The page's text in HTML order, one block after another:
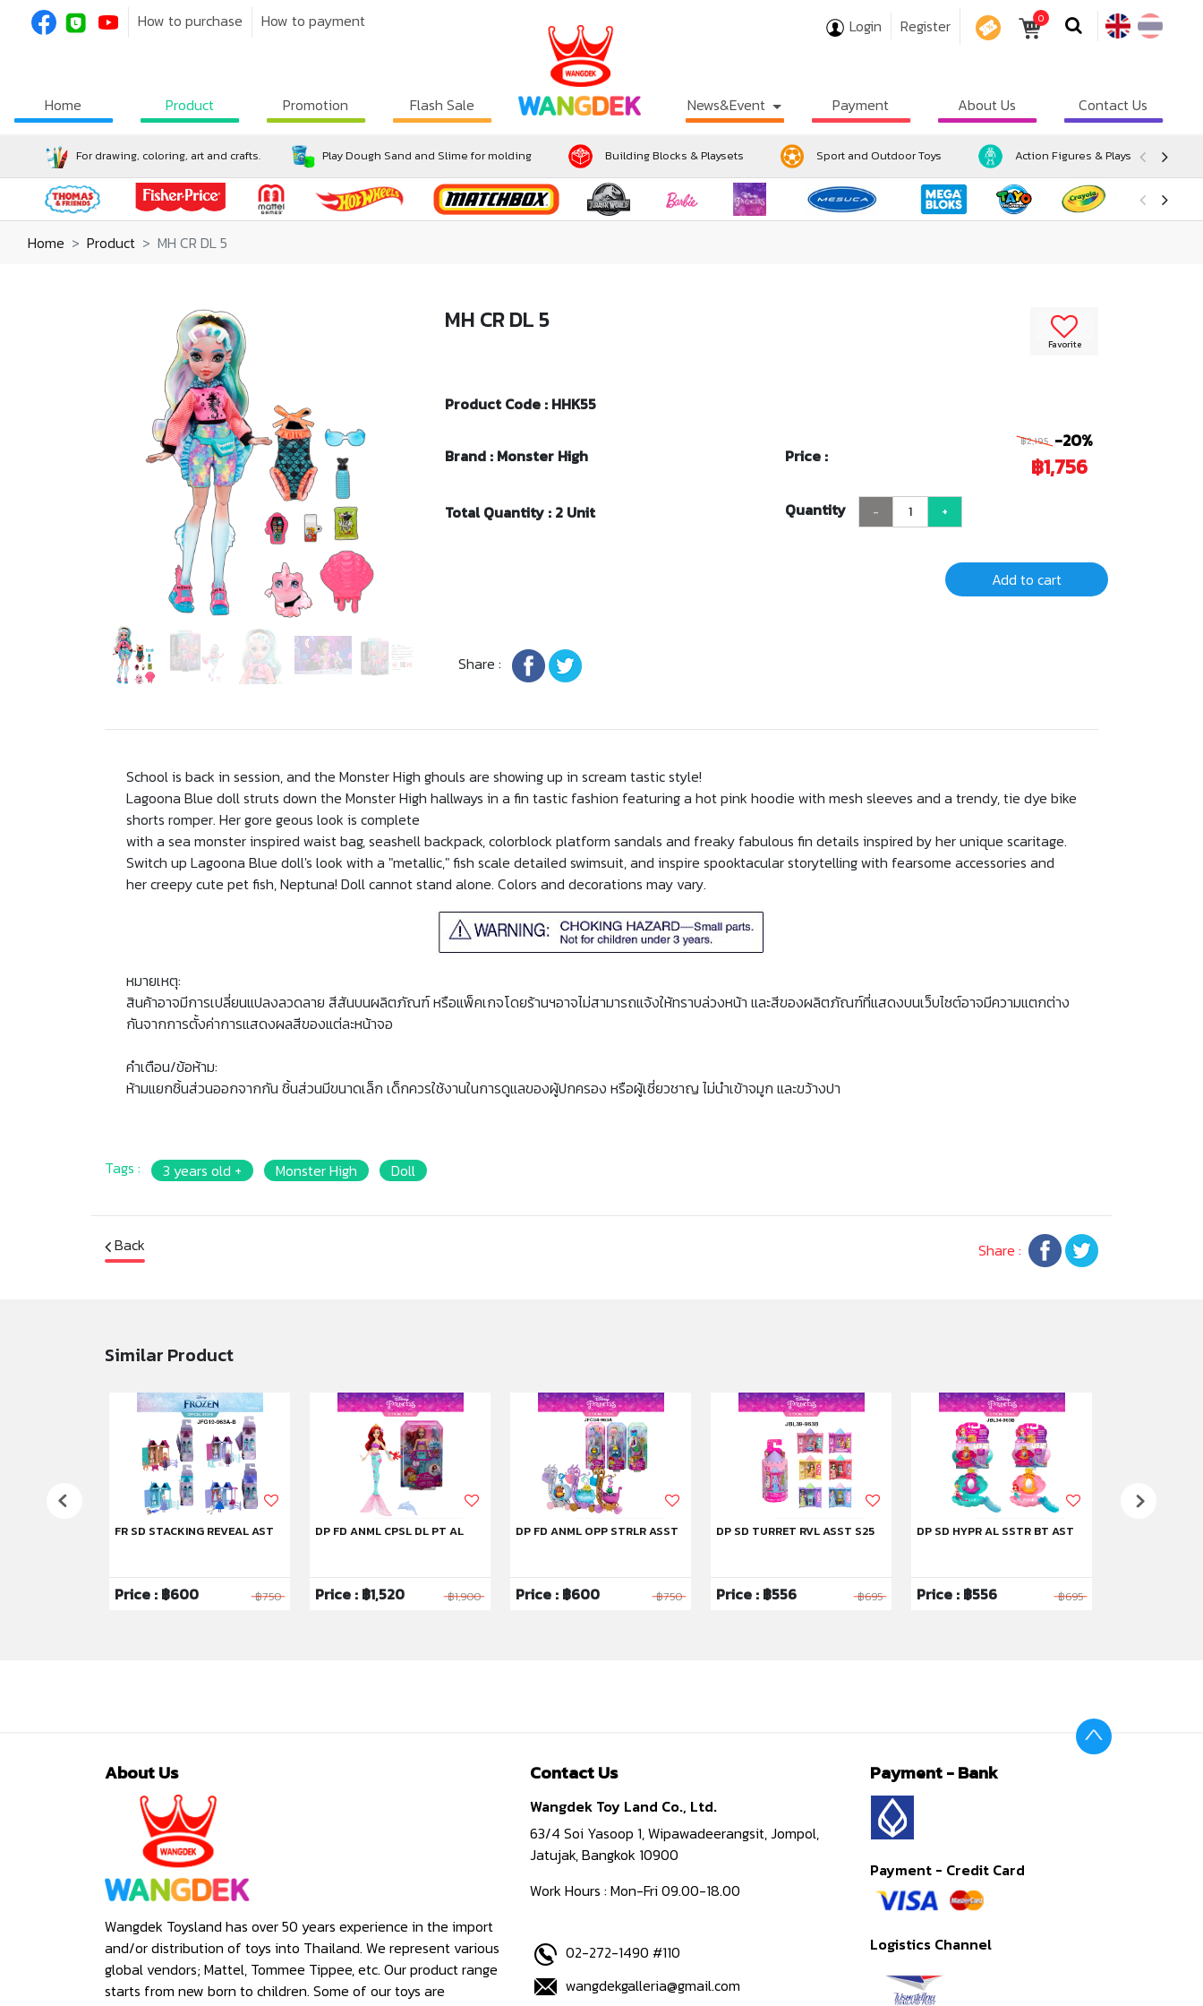
How to purchase How to payment Login Register 0
Home Product Promotion Flash Sale News&Event Payment About Us Contact Us
For drawing, coloring, art and crafts. Play Dough Sand and Slime for molding Building Blocks & Playsets Sport and Outdoor Toys Action Figures & Playsets
Home Product MH CR DL 5
Favorite
MH CR DL 5
Product Code : HHK55
Brand : Monster High Price :
฿2,195 -20%
฿1,756
Total Quantity : 2 Unit Quantity - +
Add to cart
Share :
School is back in session, and the Monster High ghouls are showing up in scream tastic style!
Lagoona Blue doll struts down the Monster High hallways in a fin tastic fashion featuring a hot pink hoodie with mesh sleeves and a trendy, tie dye bike
shorts romper. Her gore geous look is complete
with a sea monster inspired waist bag, seashell backpack, colorblock platform sandals and freaky fabulous fin details inspired by her unique scaritage.
Switch up Lagoona Blue doll's look with a "metallic," fish scale detailed swimsuit, and inspire spooktacular storytelling with fearsome accessories and
her creepy cute pet fish, Neptuna! Doll cannot stand alone. Colors and decorations may vary.
หมายเหตุ:
สินค้าอาจมีการเปลี่ยนแปลงลวดลาย สีสันบนผลิตภัณฑ์ หรือแพ็คเกจโดยร้านฯอาจไม่สามารถแจ้งให้ทราบล่วงหน้า และสีของผลิตภัณฑ์ที่แสดงบนเว็บไซต์อาจมีความแตกต่าง
กันจากการตั้งค่าการแสดงผลสีของแต่ละหน้าจอ
คำเตือน/ข้อห้าม:
ห้ามแยกชิ้นส่วนออกจากกัน ชิ้นส่วนมีขนาดเล็ก เด็กควรใช้งานในการดูแลของผู้ปกครอง หรือผู้เชี่ยวชาญ ไม่นำเข้าจมูก และขว้างปา
Tags : 3 years old + Monster High Doll
Back Share :
Similar Product
FR SD STACKING REVEAL AST
Price : ฿600 ฿750
DP FD ANML CPSL DL PT AL
Price : ฿1,520 ฿1,900
DP FD ANML OPP STRLR ASST
Price : ฿600 ฿750
DP SD TURRET RVL ASST S25
Price : ฿556 ฿695
DP SD HYPR AL SSTR BT AST
Price : ฿556 ฿695
About Us
Wangdek Toysland has over 50 years experience in the import
and/or distribution of toys into Thailand. We represent various
global vendors; Mattel, Tommee Tippee, etc. Our product range
starts from new born to children. Some of our toys are
Contact Us
Wangdek Toy Land Co., Ltd.
63/4 Soi Yasoop 1, Wipawadeerangsit, Jompol,
Jatujak, Bangkok 10900
Work Hours : Mon-Fri 09.00-18.00
02-272-1490 #110
wangdekgalleria@gmail.com
Payment - Bank
Payment - Credit Card
Logistics Channel